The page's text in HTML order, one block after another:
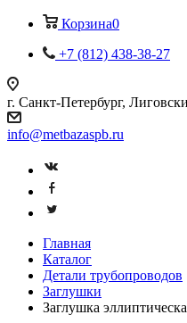
Корзина0
+7 (812) 438-38-27
г. Санкт-Петербург,
info@metbazaspb.ru
Главная
Каталог
Детали трубопроводов
Заглушки
Заглушка